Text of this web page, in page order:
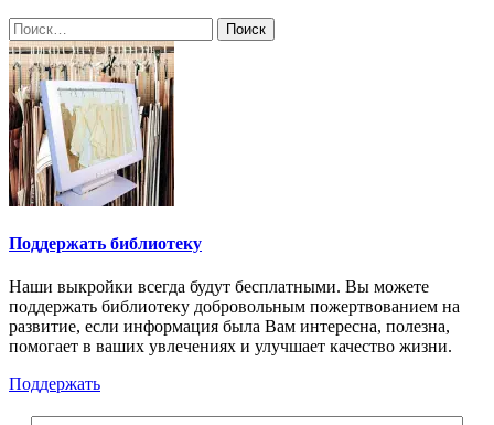
Найти:
Поддержать библиотеку
Наши выкройки всегда будут бесплатными. Вы можете
поддержать библиотеку добровольным пожертвованием на
развитие, если информация была Вам интересна, полезна,
помогает в ваших увлечениях и улучшает качество жизни.
Поддержать